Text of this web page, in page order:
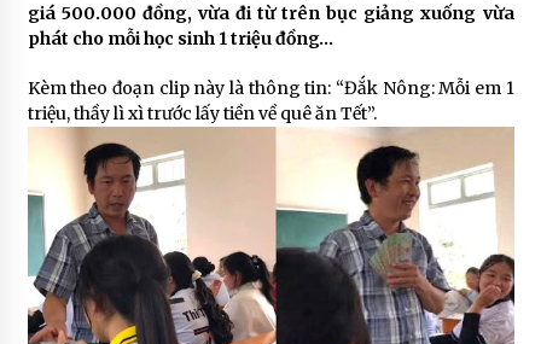
giá 500.000 đồng, vừa đi từ trên bục giảng xuống vừa
phát cho mỗi học sinh 1 triệu đồng…
Kèm theo đoạn clip này là thông tin: “Đắk Nông: Mỗi em 1
triệu, thầy lì xì trước lấy tiền về quê ăn Tết”.